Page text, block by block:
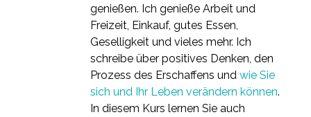
genießen. Ich genieße Arbeit und
Freizeit, Einkauf, gutes Essen,
Geselligkeit und vieles mehr. Ich
schreibe über positives Denken, den
Prozess des Erschaffens und wie Sie
sich und Ihr Leben verändern können.
In diesem Kurs lernen Sie auch